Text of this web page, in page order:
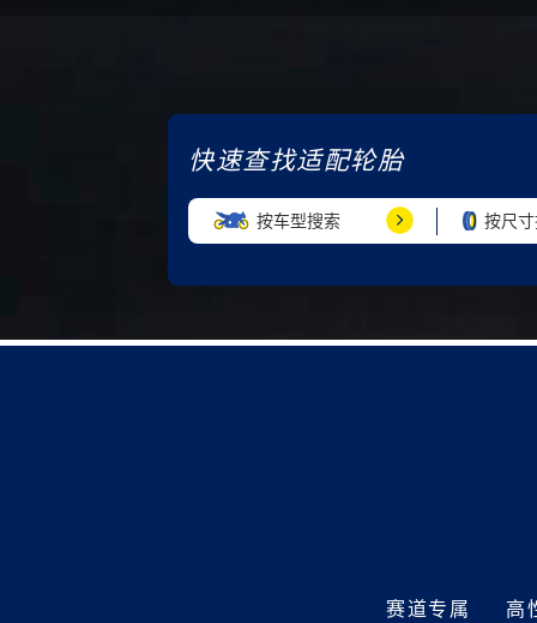
快速查找适配轮胎
按车型搜索 按尺
赛道专属 高